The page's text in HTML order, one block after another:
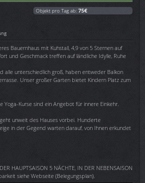
Objekt pro Tag ab: 75€
Bauernhaus mit Kuhstall, 4,9 von 5 Sternen auf
und Geschmack treffen auf ländliche Idylle, Ruhe
alle unterschiedlich groß, haben entweder Balkon
Unser großer Garten bietet Kindern Platz zum
Yoga-Kurse sind ein Angebot für innere Einkehr.
unweit des Hauses vorbei. Hunderte
in der Gegend warten darauf, von Ihnen erkundet
HAUPTSAISON 5 NÄCHTE, IN DER NEBENSAISON
siehe Webseite (Belegungsplan).